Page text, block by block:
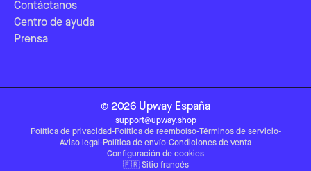
Contáctanos
Centro de ayuda
Prensa
© 2026 Upway España
support@upway.shop
Política de privacidad-Política de reembolso-Términos de servicio-
Aviso legal -Política de envío-Condiciones de venta
Configuración de cookies
🇫🇷 Sitio francés